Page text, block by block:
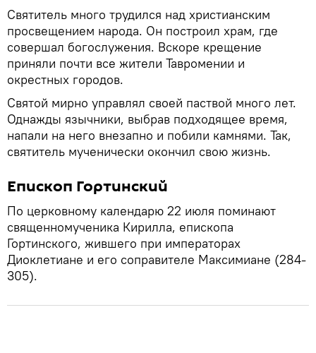
Святитель много трудился над христианским
просвещением народа. Он построил храм, где
совершал богослужения. Вскоре крещение
приняли почти все жители Тавромении и
окрестных городов.
Святой мирно управлял своей паствой много лет.
Однажды язычники, выбрав подходящее время,
напали на него внезапно и побили камнями. Так,
святитель мученически окончил свою жизнь.
Епископ Гортинский
По церковному календарю 22 июля поминают
священномученика Кирилла, епископа
Гортинского, жившего при императорах
Диоклетиане и его соправителе Максимиане (284-
305).